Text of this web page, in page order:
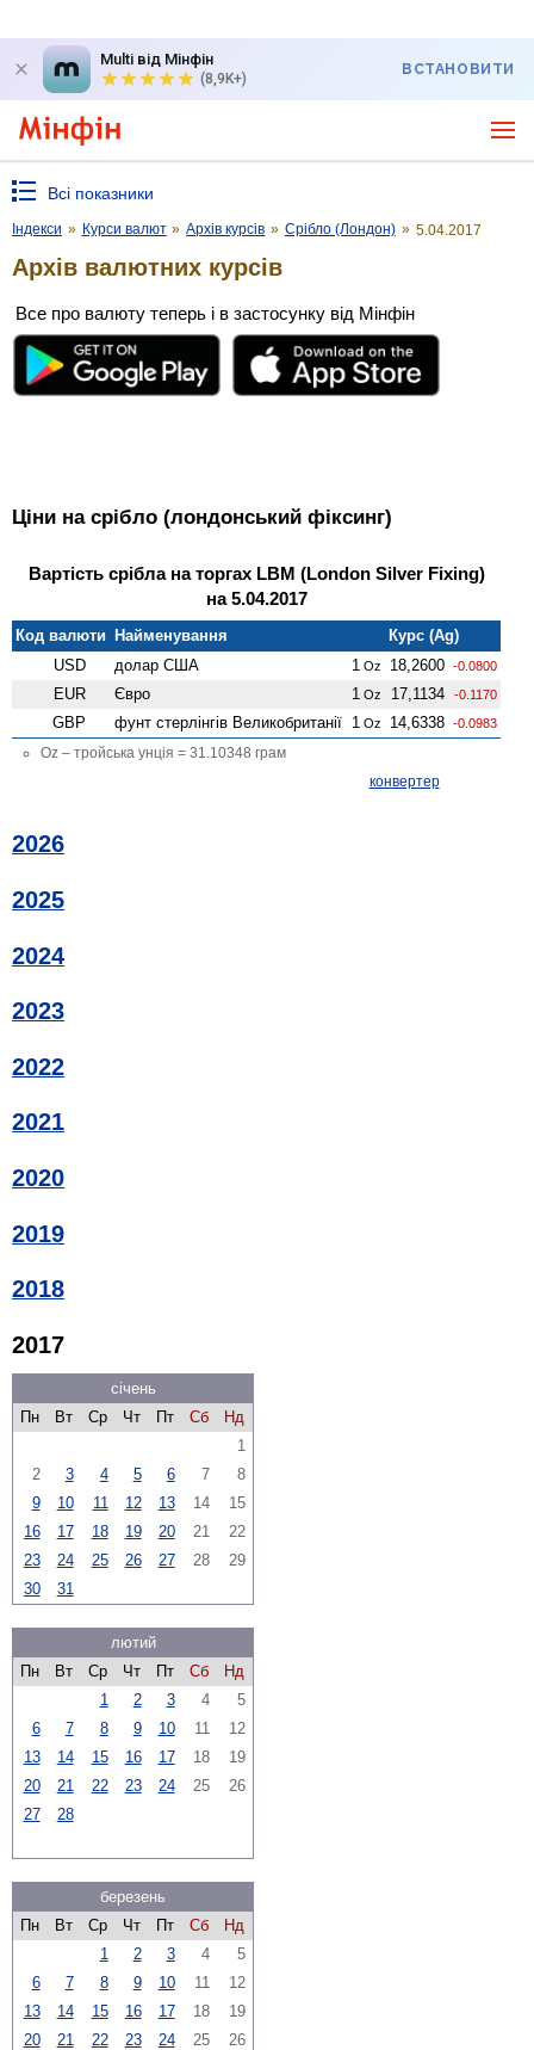
Multi від Мінфін
(8,9K+)
ВСТАНОВИТИ
Всі показники
Індекси » Курси валют » Архів курсів » Срібло (Лондон) » 5.04.2017
Архів валютних курсів
Все про валюту теперь і в застосунку від Мінфін
Ціни на срібло (лондонський фіксинг)
Вартість срібла на торгах LBM (London Silver Fixing)
на 5.04.2017
Код валюти Найменування
Курс (Ag)
USD
долар США 1 Oz 18,2600 -0.0800
EUR Євро 1 Oz 17,1134 -0.1170
GBP фунт стерлінгів Велико­британії 1 Oz 14,6338 -0.0983
Oz – тройська унція = 31.10348 грам
конвертер
2026
2025
2024
2023
2022
2021
2020
2019
2018
2017
січень
Пн
Вт Ср Чт Пт Сб
Нд
1
2
3 4 5 6 7
8
9
10 11 12 13 14
15
16
17 18 19 20 21
22
23
24 25 26 27 28
29
30
31
лютий
Пн
Вт Ср Чт Пт Сб
Нд
1
2 3 4
5
6
7 8 9 10 11
12
13
14 15 16 17 18
19
20
21 22 23 24 25
26
27
28
березень
Пн
Вт Ср Чт Пт Сб
Нд
1
2 3 4
5
6
7 8 9 10 11
12
13
14 15 16 17 18
19
20
21 22 23 24 25
26